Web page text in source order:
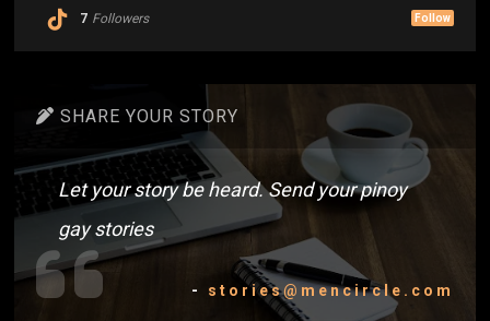
7 Followers Follow
SHARE YOUR STORY
Let your story be heard. Send your pinoy
gay stories
- stories@mencircle.com